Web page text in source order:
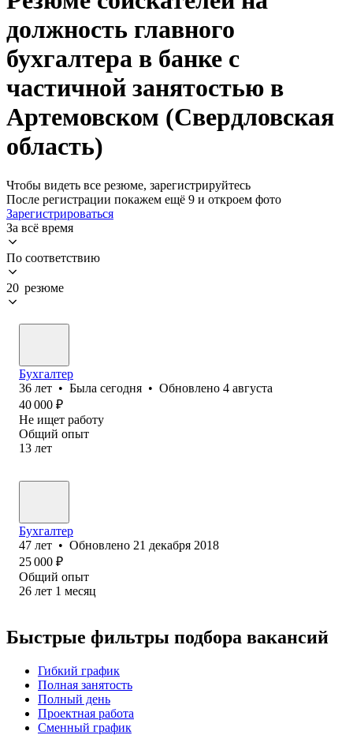
должность главного
бухгалтера в банке с
частичной занятостью в
Артемовском (Свердловская
область)
Чтобы видеть все резюме, зарегистрируйтесь
После регистрации покажем ещё 9 и откроем фото
Зарегистрироваться
За всё время
По соответствию
20 резюме
Бухгалтер
36 лет • Была сегодня • Обновлено 4 августа
40 000 ₽
Не ищет работу
Общий опыт
13 лет
Бухгалтер
47 лет • Обновлено 21 декабря 2018
25 000 ₽
Общий опыт
26 лет 1 месяц
Быстрые фильтры подбора вакансий
Гибкий график
Полная занятость
Полный день
Проектная работа
Сменный график